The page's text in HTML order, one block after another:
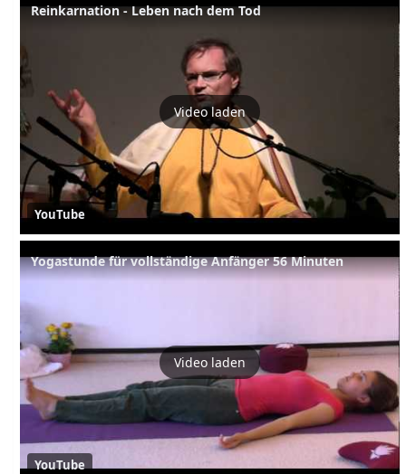
Reinkarnation - Leben nach dem Tod
Video laden
YouTube
Yogastunde für vollständige Anfänger 56 Minuten
Video laden
YouTube